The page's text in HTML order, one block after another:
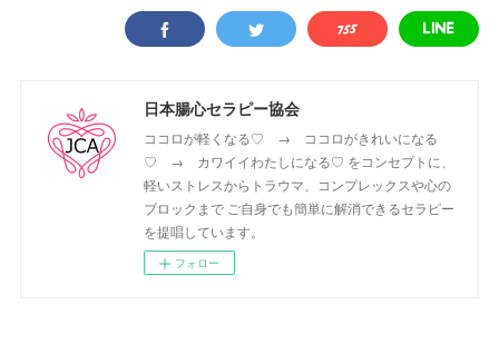
日本腸心セラピー協会
ココロが軽くなる♡ → ココロがきれいになる
♡ → カワイイわたしになる♡ をコンセプトに、
軽いストレスからトラウマ、コンプレックスや心の
ブロックまで ご自身でも簡単に解消できるセラピー
を提唱しています。
フォロー